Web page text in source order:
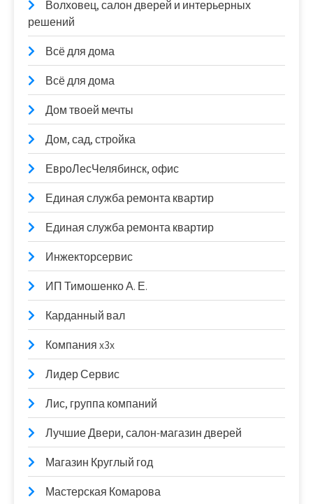
Волховец, салон дверей и интерьерных
решений
Всё для дома
Всё для дома
Дом твоей мечты
Дом, сад, стройка
ЕвроЛесЧелябинск, офис
Единая служба ремонта квартир
Единая служба ремонта квартир
Инжекторсервис
ИП Тимошенко А. Е.
Карданный вал
Компания x3x
Лидер Сервис
Лис, группа компаний
Лучшие Двери, салон-магазин дверей
Магазин Круглый год
Мастерская Комарова